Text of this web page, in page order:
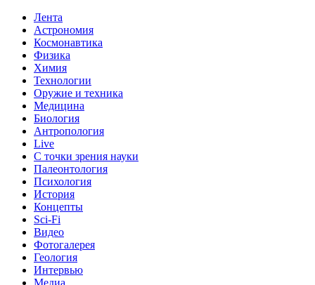
Лента
Астрономия
Космонавтика
Физика
Химия
Технологии
Оружие и техника
Медицина
Биология
Антропология
Live
С точки зрения науки
Палеонтология
Психология
История
Концепты
Sci-Fi
Видео
Фотогалерея
Геология
Интервью
Медиа